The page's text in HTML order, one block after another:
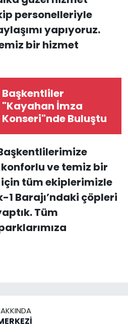
personelleriyle
yapıyoruz.
bir hizmet
Başkentliler
"Kayahan İmza
Konseri"nde Buluştu
konforlu ve temiz bir
tüm ekiplerimizle
1 Barajı’ndaki çöpleri
Tüm